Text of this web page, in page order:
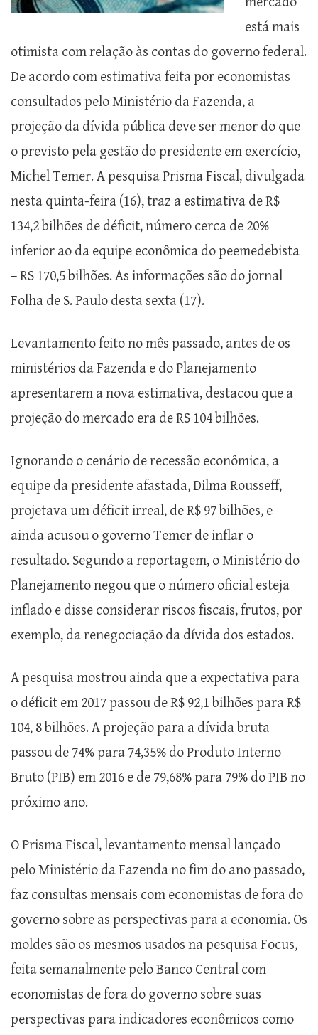
está mais
otimista com relação às contas do governo federal.
De acordo com estimativa feita por economistas
consultados pelo Ministério da Fazenda, a
projeção da dívida pública deve ser menor do que
o previsto pela gestão do presidente em exercício,
Michel Temer. A pesquisa Prisma Fiscal, divulgada
nesta quinta-feira (16), traz a estimativa de R$
134,2 bilhões de déficit, número cerca de 20%
inferior ao da equipe econômica do peemedebista
– R$ 170,5 bilhões. As informações são do jornal
Folha de S. Paulo desta sexta (17).
Levantamento feito no mês passado, antes de os
ministérios da Fazenda e do Planejamento
apresentarem a nova estimativa, destacou que a
projeção do mercado era de R$ 104 bilhões.
Ignorando o cenário de recessão econômica, a
equipe da presidente afastada, Dilma Rousseff,
projetava um déficit irreal, de R$ 97 bilhões, e
ainda acusou o governo Temer de inflar o
resultado. Segundo a reportagem, o Ministério do
Planejamento negou que o número oficial esteja
inflado e disse considerar riscos fiscais, frutos, por
exemplo, da renegociação da dívida dos estados.
A pesquisa mostrou ainda que a expectativa para
o déficit em 2017 passou de R$ 92,1 bilhões para R$
104, 8 bilhões. A projeção para a dívida bruta
passou de 74% para 74,35% do Produto Interno
Bruto (PIB) em 2016 e de 79,68% para 79% do PIB no
próximo ano.
O Prisma Fiscal, levantamento mensal lançado
pelo Ministério da Fazenda no fim do ano passado,
faz consultas mensais com economistas de fora do
governo sobre as perspectivas para a economia. Os
moldes são os mesmos usados na pesquisa Focus,
feita semanalmente pelo Banco Central com
economistas de fora do governo sobre suas
perspectivas para indicadores econômicos como